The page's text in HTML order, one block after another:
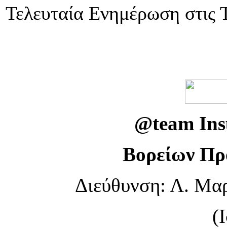
Τελευταία Ενημέρωση στις
@team
Βορείων
Διεύθυνση: Λ.